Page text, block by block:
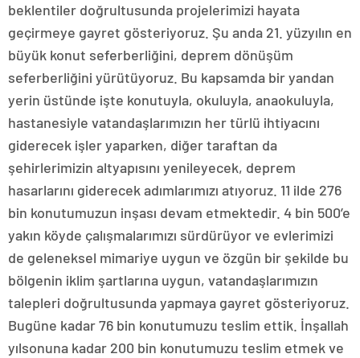
beklentiler doğrultusunda projelerimizi hayata
geçirmeye gayret gösteriyoruz. Şu anda 21. yüzyılın en
büyük konut seferberliğini, deprem dönüşüm
seferberliğini yürütüyoruz. Bu kapsamda bir yandan
yerin üstünde işte konutuyla, okuluyla, anaokuluyla,
hastanesiyle vatandaşlarımızın her türlü ihtiyacını
giderecek işler yaparken, diğer taraftan da
şehirlerimizin altyapısını yenileyecek, deprem
hasarlarını giderecek adımlarımızı atıyoruz. 11 ilde 276
bin konutumuzun inşası devam etmektedir. 4 bin 500’e
yakın köyde çalışmalarımızı sürdürüyor ve evlerimizi
de geleneksel mimariye uygun ve özgün bir şekilde bu
bölgenin iklim şartlarına uygun, vatandaşlarımızın
talepleri doğrultusunda yapmaya gayret gösteriyoruz.
Bugüne kadar 76 bin konutumuzu teslim ettik. İnşallah
yılsonuna kadar 200 bin konutumuzu teslim etmek ve